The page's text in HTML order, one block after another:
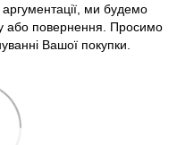
аргументації, ми будемо
або повернення. Просимо
Вашої покупки.